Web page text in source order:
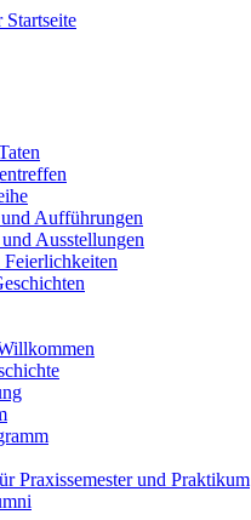
Aufführungen
Ausstellungen
Feierlichkeiten
Praxissemester und Praktikum